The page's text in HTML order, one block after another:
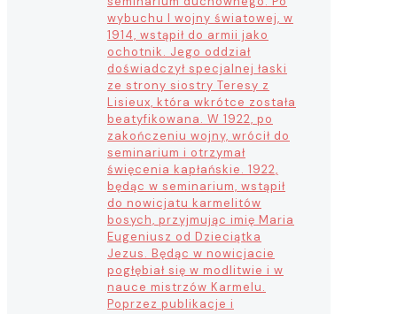
wybuchu I wojny światowej, w
1914, wstąpił do armii jako
ochotnik. Jego oddział
doświadczył specjalnej łaski
ze strony siostry Teresy z
Lisieux, która wkrótce została
beatyfikowana. W 1922, po
zakończeniu wojny, wrócił do
seminarium i otrzymał
święcenia kapłańskie. 1922,
będąc w seminarium, wstąpił
do nowicjatu karmelitów
bosych, przyjmując imię Maria
Eugeniusz od Dzieciątka
Jezus. Będąc w nowicjacie
pogłębiał się w modlitwie i w
nauce mistrzów Karmelu.
Poprzez publikacje i